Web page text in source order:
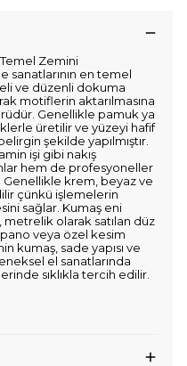
Temel Zemini
sanatlarının en temel
ve düzenli dokuma
motiflerin aktarılmasına
Genellikle pamuk ya
üretilir ve yüzeyi hafif
şekilde yapılmıştır.
işi gibi nakış
hem de profesyoneller
Genellikle krem, beyaz ve
çünkü işlemelerin
sağlar. Kumaş eni
metrelik olarak satılan düz
veya özel kesim
kumaş, sade yapısı ve
el sanatlarında
sıklıkla tercih edilir.